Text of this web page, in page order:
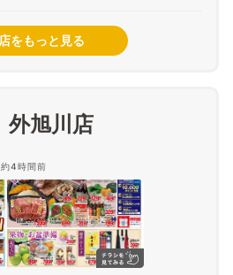
をもっと見る
旭川店
4時間前